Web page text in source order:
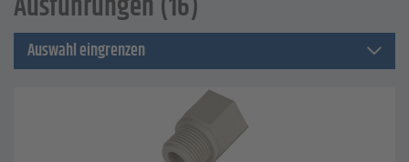
Auswahl eingrenzen